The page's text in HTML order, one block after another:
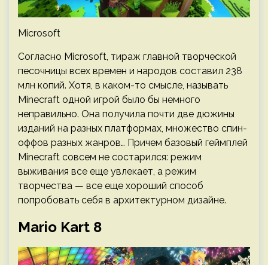
Microsoft
Согласно Microsoft, тираж главной творческой
песочницы всех времен и народов составил 238
млн копий. Хотя, в каком-то смысле, называть
Minecraft одной игрой было бы немного
неправильно. Она получила почти две дюжины
изданий на разных платформах, множество спин-
оффов разных жанров… Причем базовый геймплей
Minecraft совсем не состарился: режим
выживания все еще увлекает, а режим
творчества — все еще хороший способ
попробовать себя в архитектурном дизайне.
Mario Kart 8